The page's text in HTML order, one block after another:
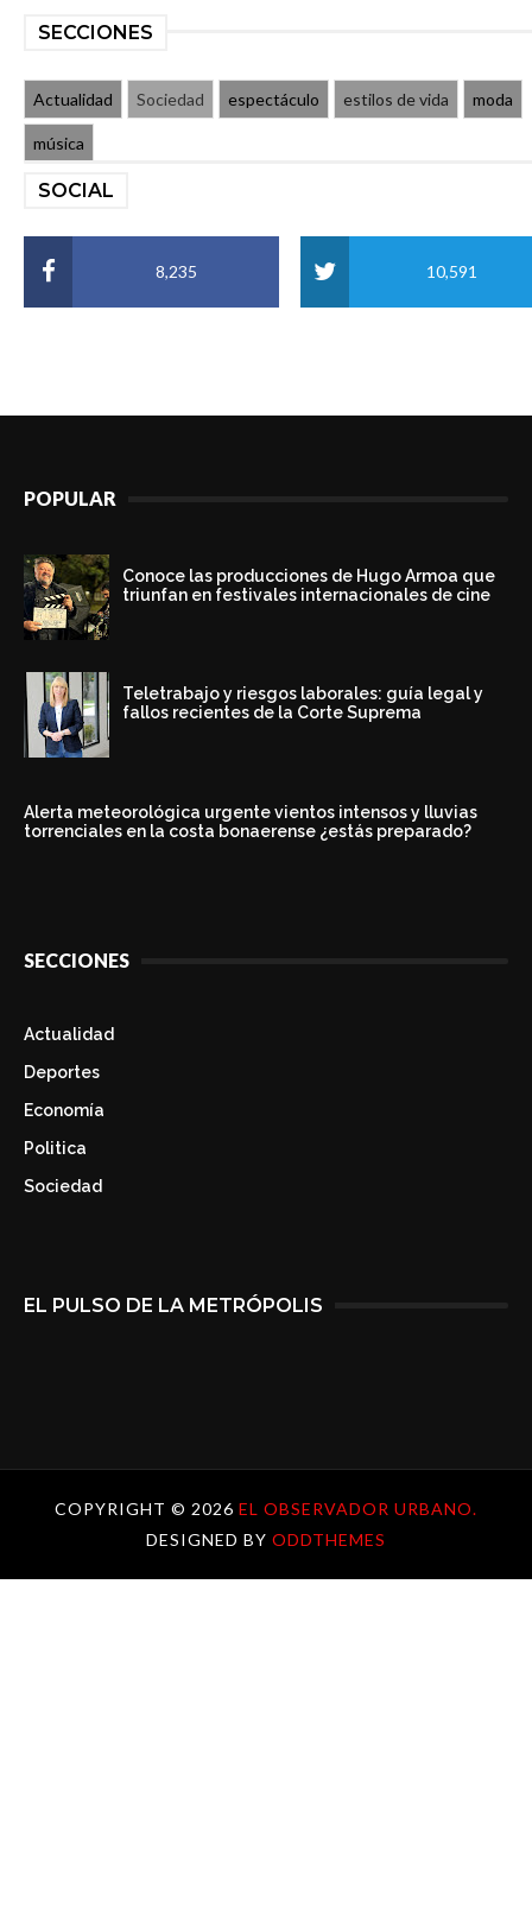
SECCIONES
Actualidad Sociedad espectáculo estilos de vida moda
música
SOCIAL
8,235 10,591
POPULAR
Conoce las producciones de Hugo Armoa que
triunfan en festivales internacionales de cine
Teletrabajo y riesgos laborales: guía legal y
fallos recientes de la Corte Suprema
Alerta meteorológica urgente vientos intensos y lluvias
torrenciales en la costa bonaerense ¿estás preparado?
SECCIONES
Actualidad
Deportes
Economía
Politica
Sociedad
EL PULSO DE LA METRÓPOLIS
COPYRIGHT © 2026 EL OBSERVADOR URBANO.
DESIGNED BY ODDTHEMES